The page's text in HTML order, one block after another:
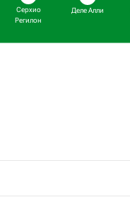
Серхио
Регилон
Деле Алли